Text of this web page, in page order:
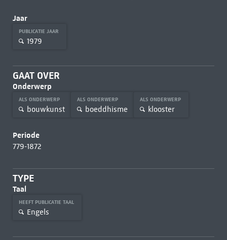
Jaar
PUBLICATIE JAAR
1979
GAAT OVER
Onderwerp
ALS ONDERWERP
bouwkunst
ALS ONDERWERP
boeddhisme
ALS ONDERWERP
klooster
Periode
779-1872
TYPE
Taal
HEEFT PUBLICATIE TAAL
Engels